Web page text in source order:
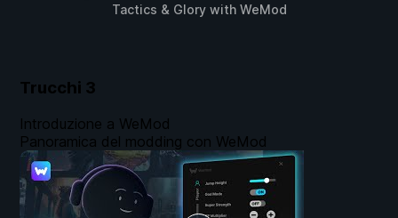
Tactics & Glorywith WeMod
Trucchi 3
Introduzione a WeMod
Panoramica del modding con WeMod